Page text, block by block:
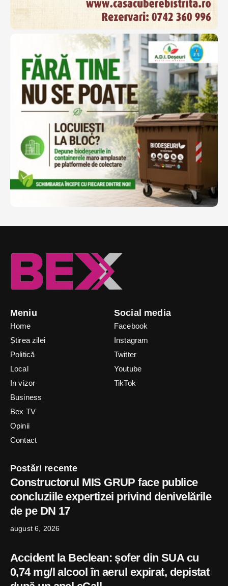
Meniu
Home
Știrea zilei
Politică
Local
In vizor
Business
Bex TV
Opinii
Contact
Social media
Facebook
Instagram
Twitter
Youtube
TikTok
Postări recente
Constructorul MIS GRUP face publice
concluziile expertizei privind denivelările
de pe DN 17
august 6, 2026
Accident la Beclean: șofer din SUA cu
0,74 mg/l alcool în aerul expirat, depistat